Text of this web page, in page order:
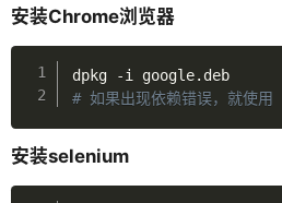
python爬
安装Chrome浏览器
# 如果出现依赖错误，就
安装selenium